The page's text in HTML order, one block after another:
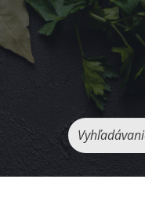
Vyhľadávanie